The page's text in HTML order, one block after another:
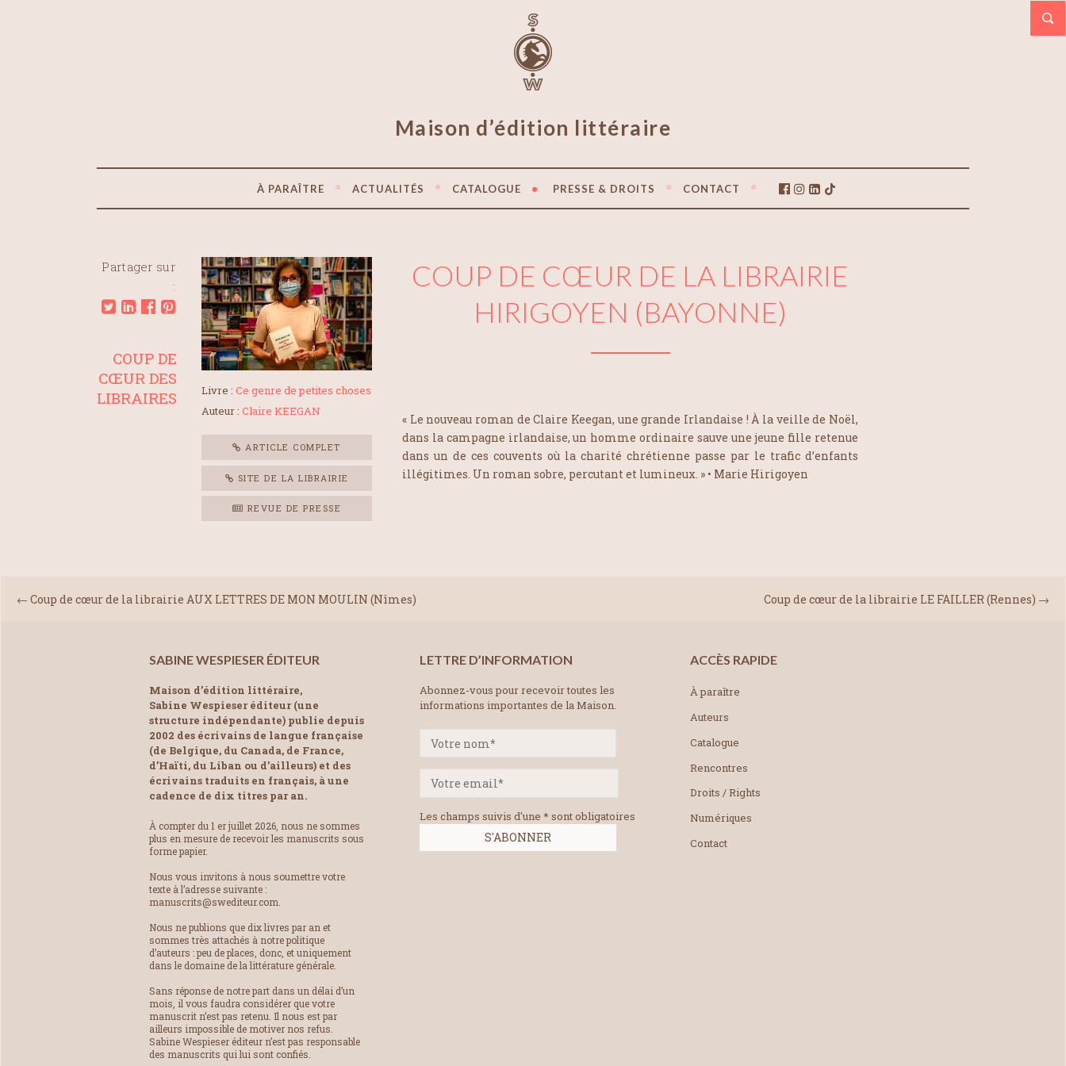
Maison d’édition littéraire
À PARAÎTRE ACTUALITÉS CATALOGUE PRESSE & DROITS CONTACT
Partager sur
:
Livre : Ce genre de petites choses
Auteur : Claire KEEGAN
ARTICLE COMPLET
SITE DE LA LIBRAIRIE
REVUE DE PRESSE
COUP DE CŒUR DE LA LIBRAIRIE
HIRIGOYEN (BAYONNE)
« Le nouveau roman de Claire Keegan, une grande Irlandaise ! À la veille de Noël,
dans la campagne irlandaise, un homme ordinaire sauve une jeune fille retenue
dans un de ces couvents où la charité chrétienne passe par le trafic d’enfants
illégitimes. Un roman sobre, percutant et lumineux. » • Marie Hirigoyen
COUP DE
CŒUR DES
LIBRAIRES
Coup de cœur de la librairie LE FAILLER (Rennes) →
← Coup de cœur de la librairie AUX LETTRES DE MON MOULIN (Nîmes)
SABINE WESPIESER ÉDITEUR
Maison d’édition littéraire,
Sabine Wespieser éditeur (une
structure indépendante) publie depuis
2002 des écrivains de langue française
(de Belgique, du Canada, de France,
d’Haïti, du Liban ou d’ailleurs) et des
écrivains traduits en français, à une
cadence de dix titres par an.
À compter du 1 er juillet 2026, nous ne sommes
plus en mesure de recevoir les manuscrits sous
forme papier.
Nous vous invitons à nous soumettre votre
texte à l’adresse suivante :
manuscrits@swediteur.com.
Nous ne publions que dix livres par an et
sommes très attachés à notre politique
d’auteurs : peu de places, donc, et uniquement
dans le domaine de la littérature générale.
Sans réponse de notre part dans un délai d’un
mois, il vous faudra considérer que votre
manuscrit n’est pas retenu. Il nous est par
ailleurs impossible de motiver nos refus.
Sabine Wespieser éditeur n’est pas responsable
des manuscrits qui lui sont confiés.
LETTRE D’INFORMATION
Abonnez-vous pour recevoir toutes les
informations importantes de la Maison.
Les champs suivis d'une * sont obligatoires
ACCÈS RAPIDE
À paraître
Auteurs
Catalogue
Rencontres
Droits / Rights
Numériques
Contact